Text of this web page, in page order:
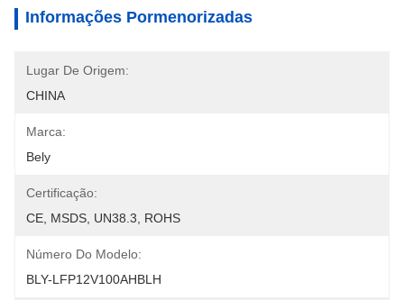
Informações Pormenorizadas
Lugar De Origem:
CHINA
Marca:
Bely
Certificação:
CE, MSDS, UN38.3, ROHS
Número Do Modelo:
BLY-LFP12V100AHBLH